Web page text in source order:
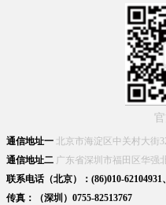
通信地址一 北京市海淀区中关村大街
通信地址二 广东省深圳市福田区华强
联系电话（北京）：(86)010-62104931
传真：（深圳）0755-82513767